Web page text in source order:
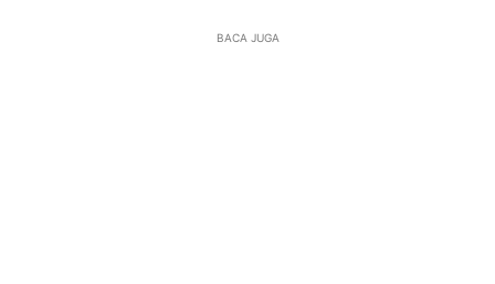
BACA JUGA